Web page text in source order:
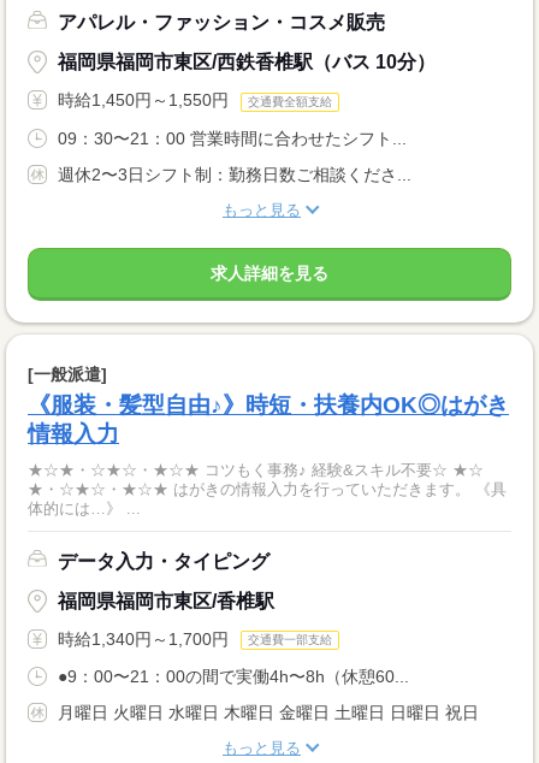
アパレル・ファッション・コスメ販売
福岡県福岡市東区/西鉄香椎駅（バス 10分）
時給1,450円～1,550円 交通費全額支給
09：30〜21：00 営業時間に合わせたシフト...
週休2〜3日シフト制：勤務日数ご相談くださ...
もっと見る
求人詳細を見る
[一般派遣]
《服装・髪型自由♪》時短・扶養内OK◎はがき
情報入力
★☆★・☆★☆・★☆★ コツもく事務♪ 経験&スキル不要☆ ★☆
★・☆★☆・★☆★ はがきの情報入力を行っていただきます。 《具
体的には…》 ...
データ入力・タイピング
福岡県福岡市東区/香椎駅
時給1,340円～1,700円 交通費一部支給
●9：00〜21：00の間で実働4h〜8h（休憩60...
月曜日 火曜日 水曜日 木曜日 金曜日 土曜日 日曜日 祝日
もっと見る